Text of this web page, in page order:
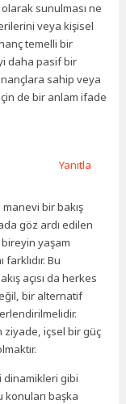
sunulması ne
veya kişisel
temelli bir
daha pasif bir
sahip veya
de bir anlam ifade
bir bakış
göz ardı edilen
yaşam
Bu
açısı da herkes
bir alternatif
ziyade, içsel bir güç
dinamikleri gibi
konuları başka
Yanıtla